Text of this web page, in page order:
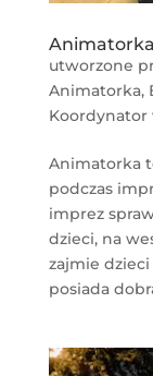
utworzone
Animatorka,
Koordynator
Animatorka
podczas
imprez
dzieci, na
zajmie
posiada